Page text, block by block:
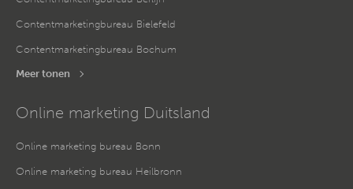
Contentmarketingbureau Bielefeld
Contentmarketingbureau Bochum
Meer tonen
Online marketing Duitsland
Online marketing bureau Bonn
Online marketing bureau Heilbronn